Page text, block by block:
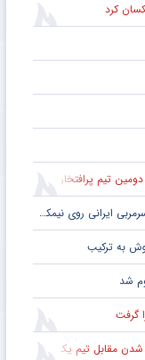
کرد
تیم پرافتخار اروپا
روی نیمکت آمریکا
به ترکیب
شد
گرفت
تیم یک استقلالی